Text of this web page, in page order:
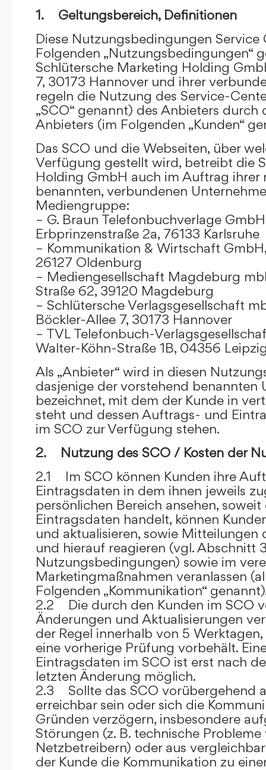
1. Geltungsbereich, Definitionen
Diese Nutzungsbedingungen Service
Folgenden „Nutzungsbedingungen“
Schlütersche Marketing Holding
7, 30173 Hannover und ihrer
regeln die Nutzung des Service-
„SCO“ genannt) des Anbieters durch
Anbieters (im Folgenden „Kunden“
Das SCO und die Webseiten, über
Verfügung gestellt wird, betreibt die
Holding GmbH auch im Auftrag ihrer
benannten, verbundenen
Mediengruppe:
– G. Braun Telefonbuchverlage GmbH
Erbprinzenstraße 2a, 76133 Karlsruhe
– Kommunikation & Wirtschaft
26127 Oldenburg
– Mediengesellschaft Magdeburg
Straße 62, 39120 Magdeburg
– Schlütersche Verlagsgesellschaft
Böckler-Allee 7, 30173 Hannover
– TVL Telefonbuch-
Walter-Köhn-Straße 1B, 04356
Als „Anbieter“ wird in diesen
dasjenige der vorstehend benannten
bezeichnet, mit dem der Kunde in
steht und dessen Auftrags- und
im SCO zur Verfügung stehen.
2. Nutzung des SCO / Kosten der
2.1 Im SCO können Kunden ihre
Eintragsdaten in dem ihnen jeweils
persönlichen Bereich ansehen,
Eintragsdaten handelt, können
und aktualisieren, sowie Mitteilungen
und hierauf reagieren (vgl. Abschnitt
Nutzungsbedingungen) sowie im
Marketingmaßnahmen veranlassen
Folgenden „Kommunikation“
2.2 Die durch den Kunden im SCO
Änderungen und Aktualisierungen
der Regel innerhalb von 5
eine vorherige Prüfung vorbehält.
Eintragsdaten im SCO ist erst nach
letzten Änderung möglich.
2.3 Sollte das SCO vorübergehend
erreichbar sein oder sich die
Gründen verzögern, insbesondere
Störungen (z. B. technische
Netzbetreibern) oder aus
der Kunde die Kommunikation zu